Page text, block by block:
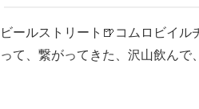
ールストリート🍺コムロビイ
て、繋がってきた、沢山飲んで